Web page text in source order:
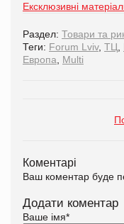
Ексклюзивні
Раздел: Товари та
Теги: Forum Lviv, ТЦ
Европа
Multi
Коментарі
Ваш коментар буде
Додати коментар
Ваше імя*